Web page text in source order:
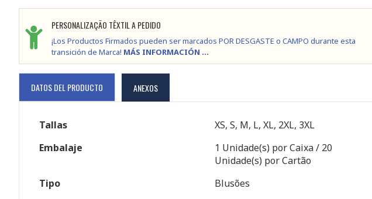
PERSONALIZAÇÃO TÊXTIL A PEDIDO
¡Los Productos Firmados pueden ser marcados POR DESGASTE o CAMPO durante esta
transición de Marca! MÁS INFORMACIÓN ...
DATOS DEL PRODUCTO ANEXOS
Tallas
XS, S, M, L, XL, 2XL, 3XL
Embalaje
1 Unidade(s) por Caixa / 20
Unidade(s) por Cartão
Tipo
Blusões